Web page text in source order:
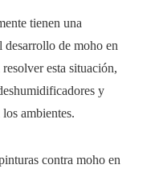
tienen una
de moho en
esta situación,
y
ambientes.
contra moho en